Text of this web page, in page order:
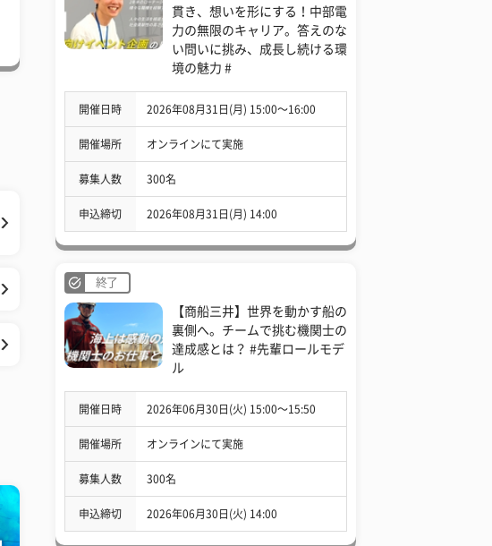
貫き、想いを形にする！中部電
力の無限のキャリア。答えのな
い問いに挑み、成長し続ける環
境の魅力 #
開催日時 2026年08月31日(月) 15:00〜16:00
開催場所 オンラインにて実施
募集人数 300名
申込締切 2026年08月31日(月) 14:00
終了
【商船三井】世界を動かす船の
裏側へ。チームで挑む機関士の
達成感とは？ #先輩ロールモデ
ル
開催日時 2026年06月30日(火) 15:00〜15:50
開催場所 オンラインにて実施
募集人数 300名
申込締切 2026年06月30日(火) 14:00